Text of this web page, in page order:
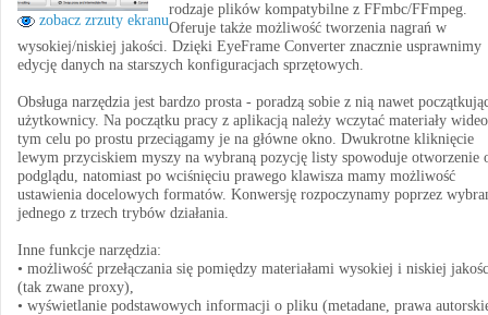
zobacz zrzuty ekranu
rodzaje plików kompatybilne z FFmbc/FFmpeg.
Oferuje także możliwość tworzenia nagrań w
wysokiej/niskiej jakości. Dzięki EyeFrame Converter znacznie usprawnimy
edycję danych na starszych konfiguracjach sprzętowych.
Obsługa narzędzia jest bardzo prosta - poradzą sobie z nią nawet
użytkownicy. Na początku pracy z aplikacją należy wczytać materiały
tym celu po prostu przeciągamy je na główne okno. Dwukrotne kliknięcie
lewym przyciskiem myszy na wybraną pozycję listy spowoduje otworzenie
podglądu, natomiast po wciśnięciu prawego klawisza mamy możliwość
ustawienia docelowych formatów. Konwersję rozpoczynamy poprzez
jednego z trzech trybów działania.
Inne funkcje narzędzia:
• możliwość przełączania się pomiędzy materiałami wysokiej i niskiej
(tak zwane proxy),
• wyświetlanie podstawowych informacji o pliku (metadane, prawa